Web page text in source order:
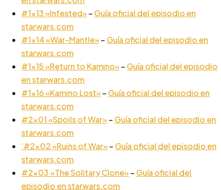
#1×13 «Infested»– Guía oficial del episodio en
starwars.com
#1×14 «War-Mantle»– Guía oficial del episodio en
starwars.com
#1×15 «Return to Kamino»– Guía oficial del episodio
en starwars.com
#1×16 «Kamino Lost»– Guía oficial del episodio en
starwars.com
#2×01 «Spoils of War»– Guía oficial del episodio en
starwars.com
‘#2×02 «Ruins of War»– Guía oficial del episodio en
starwars.com
#2×03 «The Solitary Clone»– Guía oficial del
episodio en starwars.com